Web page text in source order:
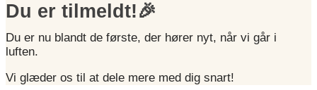
Du er tilmeldt!🎉
Du er nu blandt de første, der hører nyt, når vi går i
luften.
Vi glæder os til at dele mere med dig snart!